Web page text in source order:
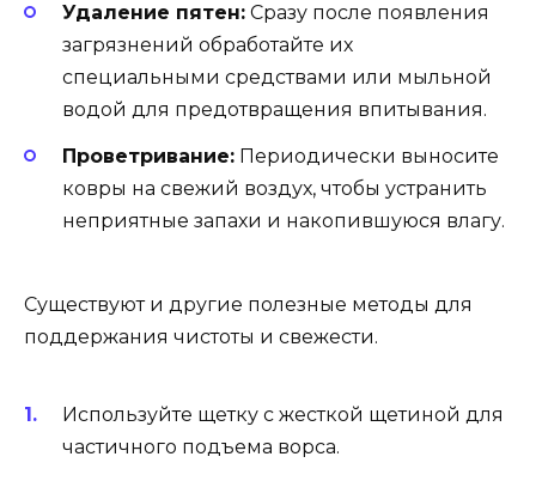
Удаление пятен: Сразу после появления
загрязнений обработайте их
специальными средствами или мыльной
водой для предотвращения впитывания.
Проветривание: Периодически выносите
ковры на свежий воздух, чтобы устранить
неприятные запахи и накопившуюся влагу.
Существуют и другие полезные методы для
поддержания чистоты и свежести.
Используйте щетку с жесткой щетиной для
частичного подъема ворса.